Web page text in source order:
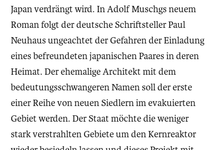
Japan verdrängt wird. In Adolf Muschgs neuem
Roman folgt der deutsche Schriftsteller Paul
Neuhaus ungeachtet der Gefahren der Einladung
eines befreundeten japanischen Paares in deren
Heimat. Der ehemalige Architekt mit dem
bedeutungsschwangeren Namen soll der erste
einer Reihe von neuen Siedlern im evakuierten
Gebiet werden. Der Staat möchte die weniger
stark verstrahlten Gebiete um den Kernreaktor